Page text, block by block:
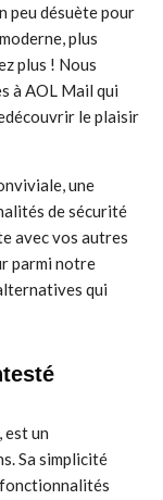
peu désuète pour
plus
plus ! Nous
à AOL Mail qui
le plaisir
une
de sécurité
avec vos autres
parmi notre
qui
est un
Sa simplicité